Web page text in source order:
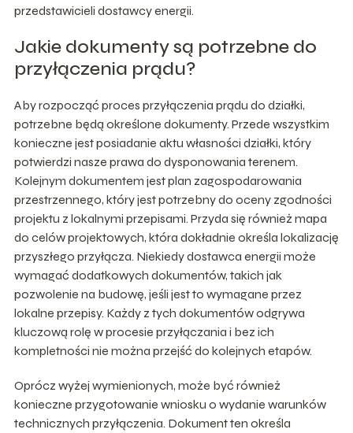
przedstawicieli dostawcy energii.
Jakie dokumenty są potrzebne do
przyłączenia prądu?
Aby rozpocząć proces przyłączenia prądu do działki,
potrzebne będą określone dokumenty. Przede wszystkim
konieczne jest posiadanie aktu własności działki, który
potwierdzi nasze prawa do dysponowania terenem.
Kolejnym dokumentem jest plan zagospodarowania
przestrzennego, który jest potrzebny do oceny zgodności
projektu z lokalnymi przepisami. Przyda się również mapa
do celów projektowych, która dokładnie określa lokalizację
przyszłego przyłącza. Niekiedy dostawca energii może
wymagać dodatkowych dokumentów, takich jak
pozwolenie na budowę, jeśli jest to wymagane przez
lokalne przepisy. Każdy z tych dokumentów odgrywa
kluczową rolę w procesie przyłączania i bez ich
kompletności nie można przejść do kolejnych etapów.
Oprócz wyżej wymienionych, może być również
konieczne przygotowanie wniosku o wydanie warunków
technicznych przyłączenia. Dokument ten określa